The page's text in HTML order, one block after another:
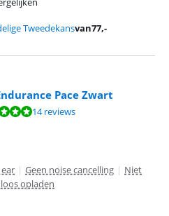
Tweedekansvan77,-
Pace Zwart
op 14 reviews.
14 reviews
| Geen noise cancelling | Niet
opladen